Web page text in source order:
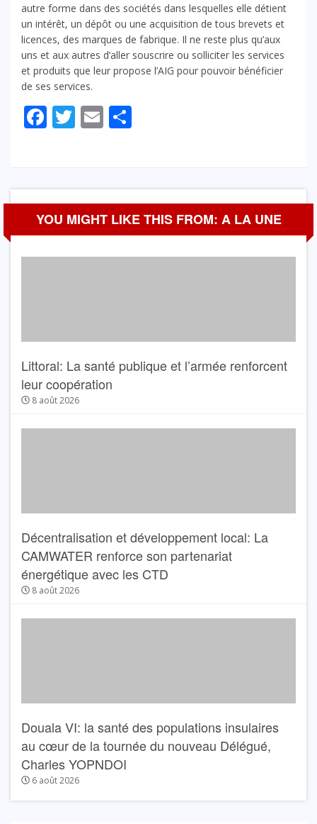
autre forme dans des sociétés dans lesquelles elle détient
un intérêt, un dépôt ou une acquisition de tous brevets et
licences, des marques de fabrique. Il ne reste plus qu’aux
uns et aux autres d’aller souscrire ou solliciter les services
et produits que leur propose l’AIG pour pouvoir bénéficier
de ses services.
Facebook
Twitter
Email
YOU MIGHT LIKE THIS FROM: A LA UNE
Littoral: La santé publique et l’armée renforcent
leur coopération
8 août 2026
Décentralisation et développement local: La
CAMWATER renforce son partenariat
énergétique avec les CTD
8 août 2026
Douala VI: la santé des populations insulaires
au cœur de la tournée du nouveau Délégué,
Charles YOPNDOI
6 août 2026